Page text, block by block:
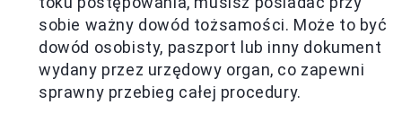
sobie ważny dowód tożsamości. Może to być
dowód osobisty, paszport lub inny dokument
wydany przez urzędowy organ, co zapewni
sprawny przebieg całej procedury.